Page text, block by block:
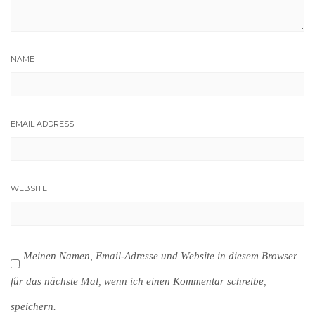
NAME
EMAIL ADDRESS
WEBSITE
Meinen Namen, Email-Adresse und Website in diesem Browser
für das nächste Mal, wenn ich einen Kommentar schreibe,
speichern.